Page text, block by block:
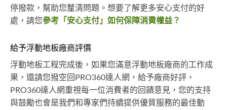
停撥款，幫助您釐清問題。想要了解更多安心支付的好
處，請您參考「安心支付」如何保障消費權益？
給予浮動地板廠商評價
浮動地板工程完成後，如果您滿意浮動地板廠商的工作成
果，還請您撥空回PRO360達人網，給予廠商好評，
PRO360達人網重視每一位消費者的回饋意見，您的支持
與鼓勵也會是我們和專家們持續提供優質服務的最佳動